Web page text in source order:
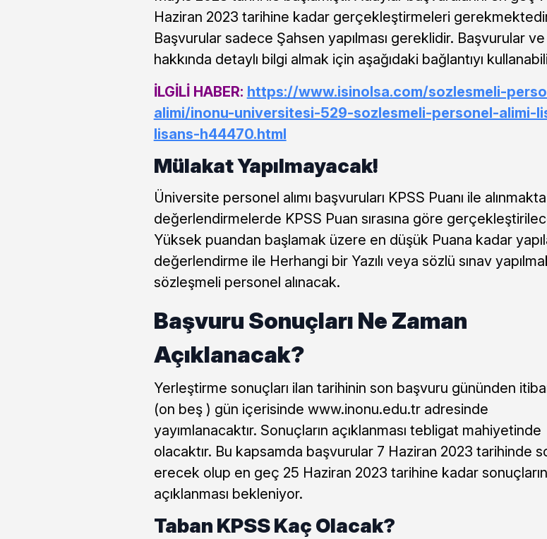
Haziran 2023 tarihine kadar gerçekleştirmeleri
Başvurular sadece Şahsen yapılması gereklidir. Başvurular
hakkında detaylı bilgi almak için aşağıdaki bağlantıyı
İLGİLİ HABER: https://www.isinolsa.com/sozlesmeli-
alimi/inonu-universitesi-529-sozlesmeli-personel-alimi-
lisans-h44470.html
Mülakat Yapılmayacak!
Üniversite personel alımı başvuruları KPSS Puanı ile
değerlendirmelerde KPSS Puan sırasına göre
Yüksek puandan başlamak üzere en düşük Puana kadar
değerlendirme ile Herhangi bir Yazılı veya sözlü sınav
sözleşmeli personel alınacak.
Başvuru Sonuçları Ne Zaman
Açıklanacak?
Yerleştirme sonuçları ilan tarihinin son başvuru gününden
(on beş ) gün içerisinde www.inonu.edu.tr adresinde
yayımlanacaktır. Sonuçların açıklanması tebligat mahiyetinde
olacaktır. Bu kapsamda başvurular 7 Haziran 2023 tarihinde
erecek olup en geç 25 Haziran 2023 tarihine kadar sonuçların
açıklanması bekleniyor.
Taban KPSS Kaç Olacak?